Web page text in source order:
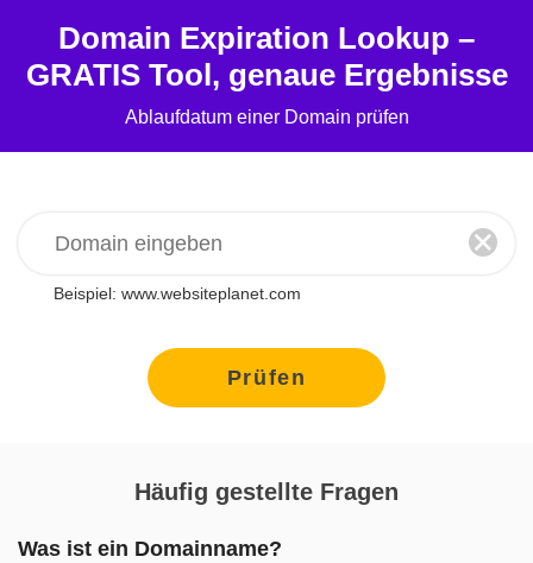
Domain Expiration Lookup –
GRATIS Tool, genaue Ergebnisse
Ablaufdatum einer Domain prüfen
Beispiel: www.websiteplanet.com
Prüfen
Häufig gestellte Fragen
Was ist ein Domainname?